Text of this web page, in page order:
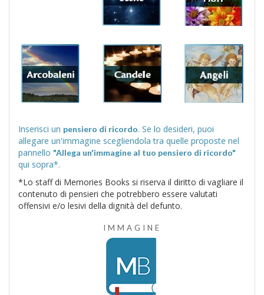
Inserisci un pensiero di ricordo. Se lo desideri, puoi
allegare un'immagine scegliendola tra quelle proposte nel
pannello "Allega un'immagine al tuo pensiero di ricordo"
qui sopra*.
*Lo staff di Memories Books si riserva il diritto di vagliare il
contenuto di pensieri che potrebbero essere valutati
offensivi e/o lesivi della dignità del defunto.
IMMAGINE